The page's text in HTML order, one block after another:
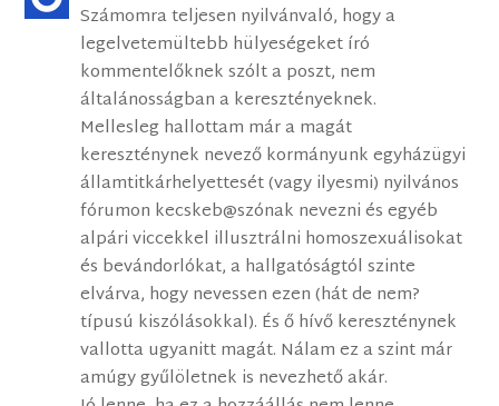
Számomra teljesen nyilvánvaló, hogy a
legelvetemültebb hülyeségeket író
kommentelőknek szólt a poszt, nem
általánosságban a keresztényeknek.
Mellesleg hallottam már a magát
kereszténynek nevező kormányunk egyházügyi
államtitkárhelyettesét (vagy ilyesmi) nyilvános
fórumon kecskeb@szónak nevezni és egyéb
alpári viccekkel illusztrálni homoszexuálisokat
és bevándorlókat, a hallgatóságtól szinte
elvárva, hogy nevessen ezen (hát de nem?
típusú kiszólásokkal). És ő hívő kereszténynek
vallotta ugyanitt magát. Nálam ez a szint már
amúgy gyűlöletnek is nevezhető akár.